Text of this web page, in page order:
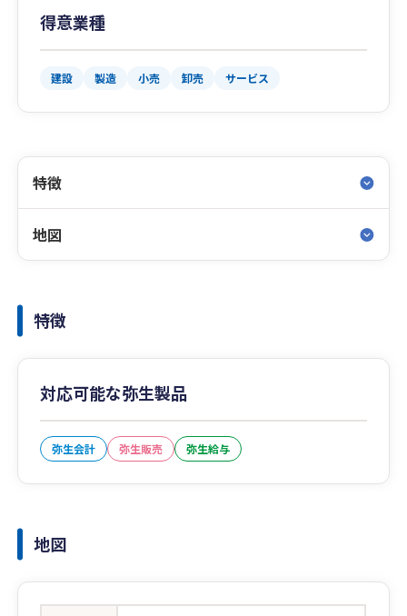
得意業種
建設 製造 小売 卸売 サービス
特徴
地図
特徴
対応可能な弥生製品
弥生会計 弥生販売 弥生給与
地図